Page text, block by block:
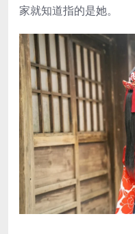
家就知道指的是她。